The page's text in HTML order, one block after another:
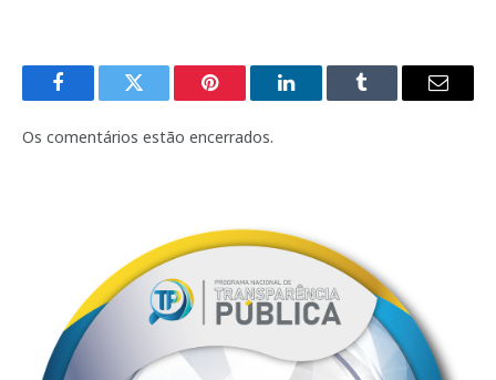
FacebookTwitter Pinterest LinkedInTumblr
E-
Os comentários estão encerrados.